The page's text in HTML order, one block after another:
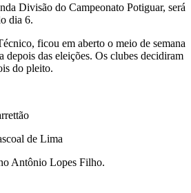
Divisão do Campeonato Potiguar, será
dia 6.
ficou em aberto o meio de semana
depois das eleições. Os clubes decidiram
do pleito.
de Lima
Antônio Lopes Filho.